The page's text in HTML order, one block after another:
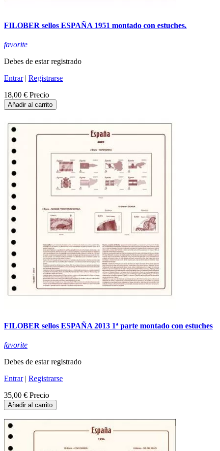
FILOBER sellos ESPAÑA 1951 montado con estuches.
favorite
Debes de estar registrado
Entrar| Registrarse
18,00 € Precio
Añadir al carrito
FILOBER sellos ESPAÑA 2013 1ª parte montado con estuches
favorite
Debes de estar registrado
Entrar| Registrarse
35,00 € Precio
Añadir al carrito